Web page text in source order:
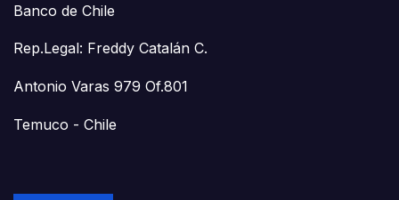
Banco de Chile
Rep.Legal: Freddy Catalán C.
Antonio Varas 979 Of.801
Temuco - Chile